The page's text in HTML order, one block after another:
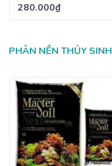
280.000₫
PHÂN NỀN THỦY SINH